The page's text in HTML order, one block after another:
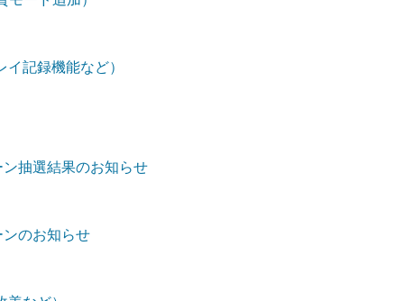
記録機能など）
抽選結果のお知らせ
のお知らせ